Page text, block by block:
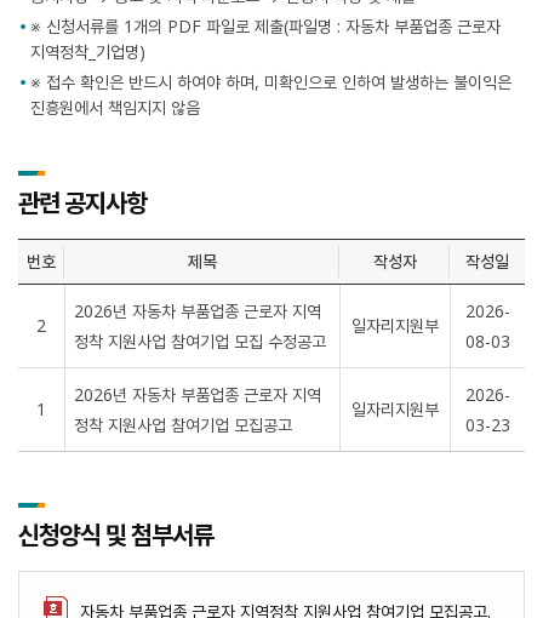
※ 신청서류를 1개의 PDF 파일로 제출(파일명 : 자동차 부품업종 근로자
지역정착_기업명)
※ 접수 확인은 반드시 하여야 하며, 미확인으로 인하여 발생하는 불이익은
진흥원에서 책임지지 않음
관련 공지사항
번호 제목 작성자 작성일
2
2026년 자동차 부품업종 근로자 지역
정착 지원사업 참여기업 모집 수정공고
일자리지원부
2026-
08-03
1
2026년 자동차 부품업종 근로자 지역
정착 지원사업 참여기업 모집공고
일자리지원부
2026-
03-23
신청양식 및 첨부서류
자동차 부품업종 근로자 지역정착 지원사업 참여기업 모집공고.